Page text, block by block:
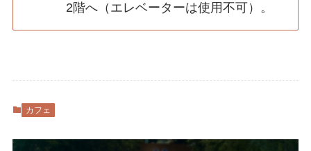
2階へ（エレベーターは使用不可）。
カフェ